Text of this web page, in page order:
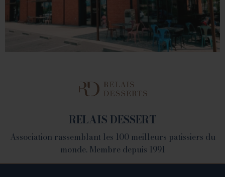
1082 Chemin de Devienne - 26100 Romans sur Isère
RELAIS DESSERT
Association rassemblant les 100 meilleurs patissiers du
monde. Membre depuis 1991